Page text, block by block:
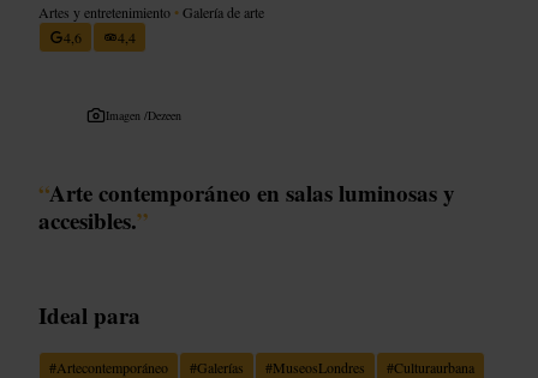
Artes y entretenimiento •Galería de arte
4,6
4,4
Imagen /Dezeen
“Arte contemporáneo en salas luminosas y
accesibles.”
Ideal para
#Artecontemporáneo #Galerías #MuseosLondres #Culturaurbana